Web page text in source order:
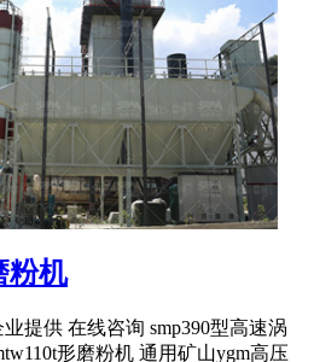
粉机
提供 在线咨询 smp390型高速涡
形磨粉机 通用矿山ygm高压